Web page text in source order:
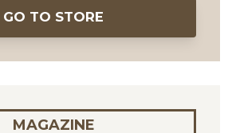
GO TO STORE
MAGAZINE